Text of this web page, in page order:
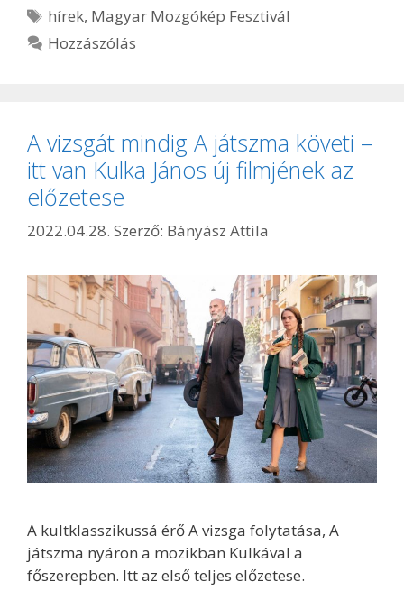
Címkék
hírek, Magyar Mozgókép Fesztivál
Hozzászólás
A vizsgát mindig A játszma követi –
itt van Kulka János új filmjének az
előzetese
2022.04.28. Szerző: Bányász Attila
A kultklasszikussá érő A vizsga folytatása, A
játszma nyáron a mozikban Kulkával a
főszerepben. Itt az első teljes előzetese.